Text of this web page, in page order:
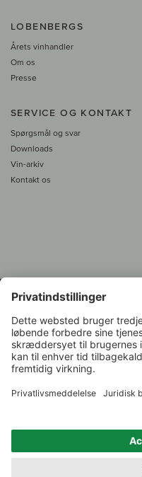
LOBENBERGS
Årets vinhandler
Om os
Presse
SERVICE OG KONTAKT
Spørgsmål og svar
Downloads
Vin-arkiv
Kontakt os
1.000 vinavlere –
Over 7.000 vine